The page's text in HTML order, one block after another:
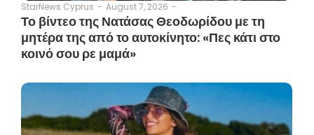
StarNews Cyprus - August 7, 2026 -
Το βίντεο της Νατάσας Θεοδωρίδου με τη
μητέρα της από το αυτοκίνητο: «Πες κάτι στο
κοινό σου ρε μαμά»